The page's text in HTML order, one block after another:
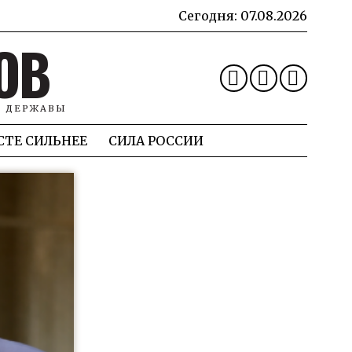
Сегодня: 07.08.2026
ДЕРЖАВЫ
СИЛЬНЕЕ СИЛА РОССИИ